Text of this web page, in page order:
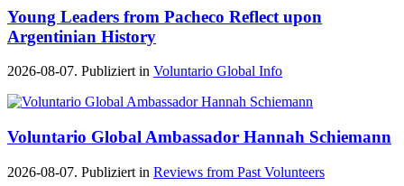
Young Leaders from Pacheco Reflect upon
Argentinian History
2026-08-07. Publiziert in Voluntario Global Info
Voluntario Global Ambassador Hannah Schiemann
2026-08-07. Publiziert in Reviews from Past Volunteers